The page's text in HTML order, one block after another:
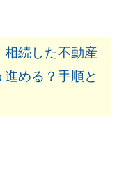
相続した不動産
める？手順と